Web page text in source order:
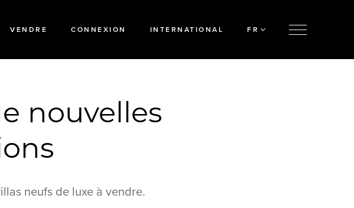
VENDRE CONNEXION INTERNATIONAL FR
nouvelles
neufs de luxe à vendre.